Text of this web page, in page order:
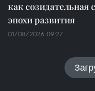
как созидательная
эпохи развития
01/08/2026 09:27